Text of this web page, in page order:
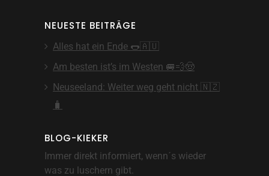
NEUESTE BEITRÄGE
Alles hat ein Ende 🌭🇦🇺
Am besten ist’s im Westen 🚐💨🤠
Neuseeland: Weiter weg geht nicht 🇳🇿
🧳
BLOG-KIEKER
Immer direkt informiert, wenn´s wieder
was zu luschern gibt.